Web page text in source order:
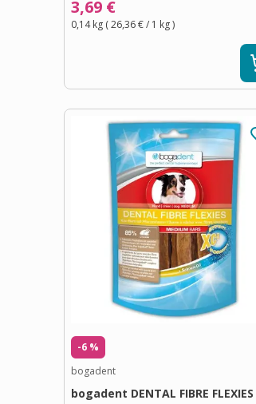
3,69 €
0,14 kg (26,36 €/ 1 kg)
-6 %
bogadent
bogadent DENTAL FIBRE FLEXIES